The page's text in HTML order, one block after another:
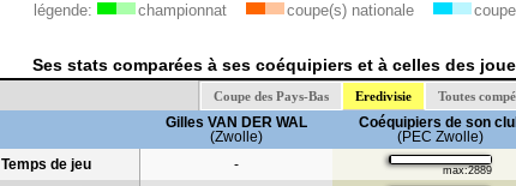
légende: championnat coupe(s) nationale
Ses stats comparées à ses coéquipiers et à celles des
Coupe des Pays-Bas Eredivisie Toutes
Gilles VAN DER WAL
(Zwolle)
Coéquipiers de son
(PEC Zwolle)
Temps de jeu
- max:2889